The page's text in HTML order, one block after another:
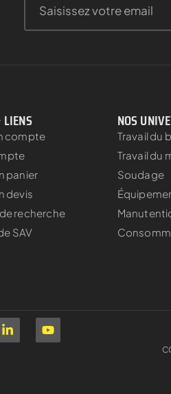
compte
panier
devis
recherche
SAV
NOS
Travail du
Travail du
Soudage